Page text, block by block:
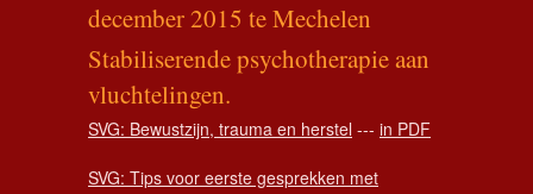
december 2015 te Mechelen
Stabiliserende psychotherapie aan
vluchtelingen.
SVG: Bewustzijn, trauma en herstel --- in PDF
SVG: Tips voor eerste gesprekken met